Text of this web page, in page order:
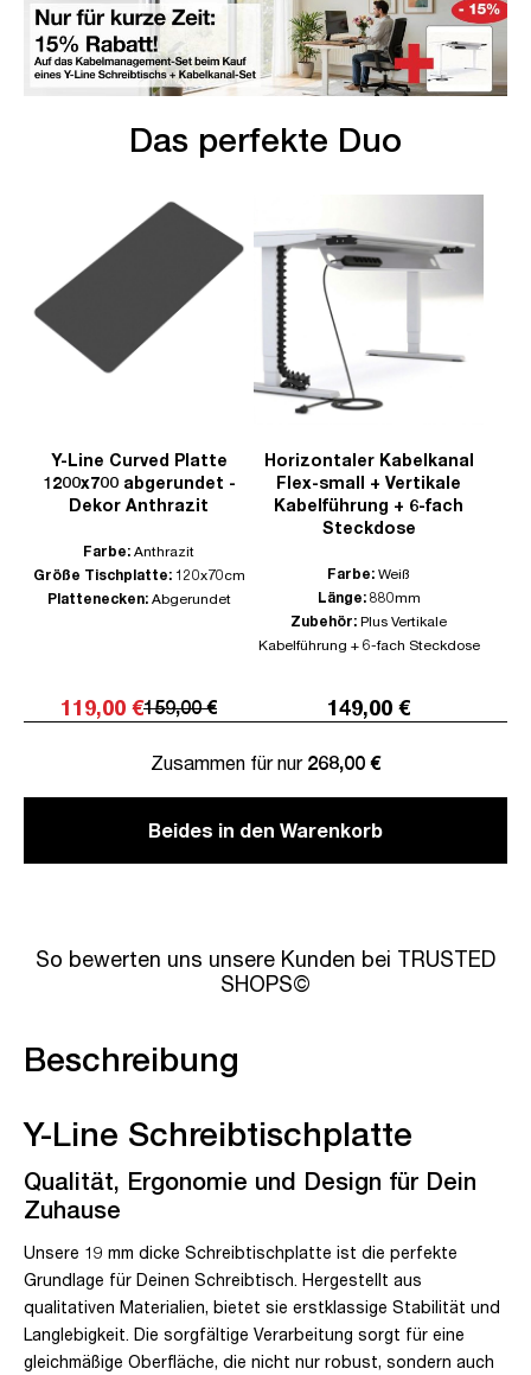
Das perfekte Duo
Y-Line Curved Platte
1200x700 abgerundet -
Dekor Anthrazit
Farbe: Anthrazit
Größe Tischplatte: 120x70cm
Plattenecken: Abgerundet
119,00 €159,00 €
Horizontaler Kabelkanal
Flex-small + Vertikale
Kabelführung + 6-fach
Steckdose
Farbe: Weiß
Länge: 880mm
Zubehör: Plus Vertikale
Kabelführung + 6-fach Steckdose
149,00 €
Zusammen für nur 268,00 €
Beides in den Warenkorb
So bewerten uns unsere Kunden bei TRUSTED
SHOPS©
Beschreibung
Y-Line Schreibtischplatte
Qualität, Ergonomie und Design für Dein
Zuhause
Unsere 19 mm dicke Schreibtischplatte ist die perfekte
Grundlage für Deinen Schreibtisch. Hergestellt aus
qualitativen Materialien, bietet sie erstklassige Stabilität und
Langlebigkeit. Die sorgfältige Verarbeitung sorgt für eine
gleichmäßige Oberfläche, die nicht nur robust, sondern auch